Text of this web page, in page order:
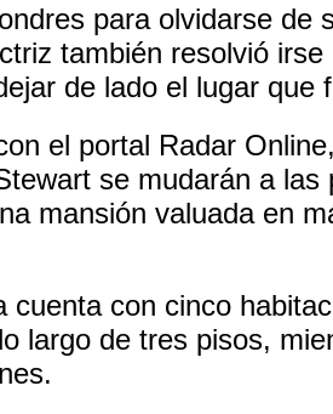
para olvidarse de
también resolvió
de lado el lugar que
el portal Radar
se mudarán a las
mansión valuada en
cuenta con cinco
largo de tres pisos,